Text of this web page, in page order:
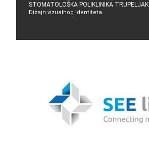
STOMATOLOŠKA POLIKLINIKA TRUPELJAK
Dizajn vizualnog identiteta.